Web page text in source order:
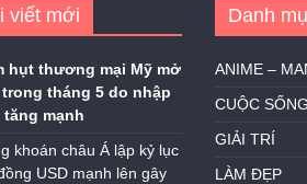
viết mới
hụt thương mại Mỹ mở
tháng 5 do nhập
tăng mạnh
khoán châu Á lập kỷ lục
USD mạnh lên gây
Danh
ANIME –
CUỘC SỐNG
GIẢI TRÍ
LÀM ĐẸP